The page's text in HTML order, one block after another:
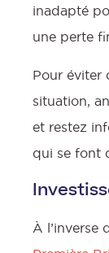
inadapté
une perte
Pour éviter
situation,
et restez
qui se font
À l’inverse